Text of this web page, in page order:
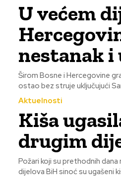
U većem
nestanak i
Širom Bosne i Hercegovine
ostao bez struje uključujući
Aktuelnosti
Kiša
drugim
Požari koji su prethodnih
dijelova BiH sinoć su ugašeni